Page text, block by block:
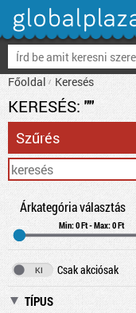
Főoldal Keresés
KERESÉS: ""
Szűrés
Árkategória választás
Min: 0 Ft - Max: 0 Ft
Csak akciósak
TÍPUS